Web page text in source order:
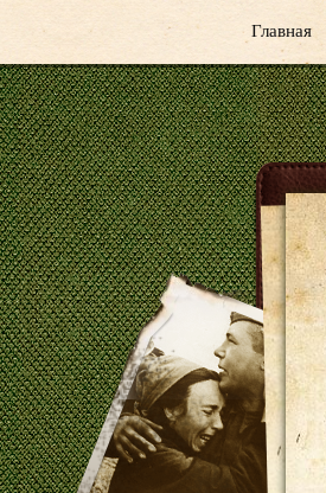
Главная